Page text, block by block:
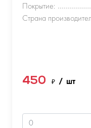
Покрытие:
Страна
450 ₽ / шт